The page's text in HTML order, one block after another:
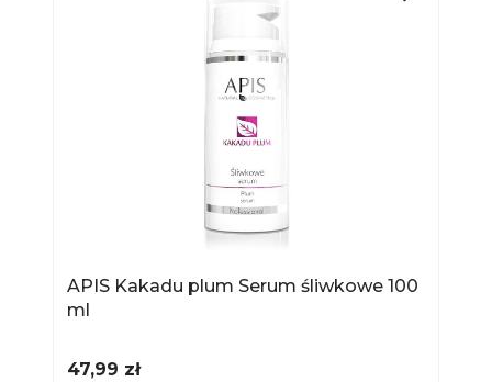
APIS Kakadu plum Serum śliwkowe 100
ml
Cena
47,99 zł